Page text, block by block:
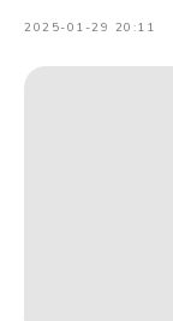
2025-01-29 20:11